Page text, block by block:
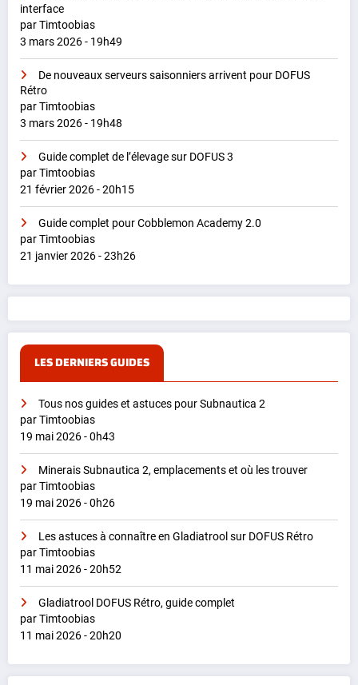
interface
par Timtoobias
3 mars 2026 - 19h49
De nouveaux serveurs saisonniers arrivent pour DOFUS
Rétro
par Timtoobias
3 mars 2026 - 19h48
Guide complet de l’élevage sur DOFUS 3
par Timtoobias
21 février 2026 - 20h15
Guide complet pour Cobblemon Academy 2.0
par Timtoobias
21 janvier 2026 - 23h26
LES DERNIERS GUIDES
Tous nos guides et astuces pour Subnautica 2
par Timtoobias
19 mai 2026 - 0h43
Minerais Subnautica 2, emplacements et où les trouver
par Timtoobias
19 mai 2026 - 0h26
Les astuces à connaître en Gladiatrool sur DOFUS Rétro
par Timtoobias
11 mai 2026 - 20h52
Gladiatrool DOFUS Rétro, guide complet
par Timtoobias
11 mai 2026 - 20h20